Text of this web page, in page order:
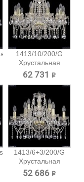
1413/10/200/G
Хрустальная
подвесная...
62 731 ₽
1413/6+3/200/G
Хрустальная
подвесная...
52 686 ₽